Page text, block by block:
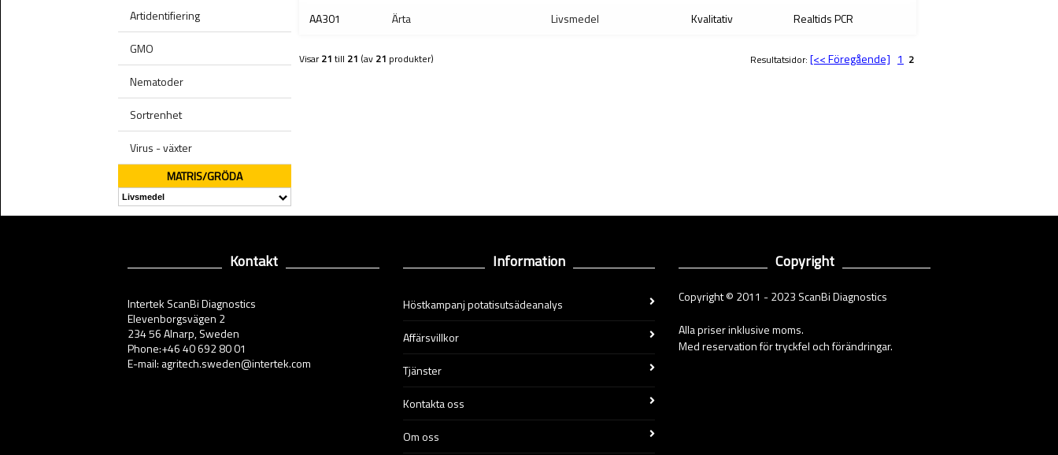
Artidentifiering
GMO
Nematoder
Sortrenhet
Virus - växter
MATRIS/GRÖDA
AA301 Ärta Livsmedel Kvalitativ Realtids PCR
Visar21 till 21 (av 21 produkter) Resultatsidor: [<< Föregående] 1 2
Kontakt
Intertek ScanBi Diagnostics
Elevenborgsvägen 2
234 56 Alnarp, Sweden
Phone:+46 40 692 80 01
E-mail: agritech.sweden@intertek.com
Information
Höstkampanj potatisutsädeanalys
Affärsvillkor
Tjänster
Kontakta oss
Om oss
Copyright
Copyright © 2011 - 2023 ScanBi Diagnostics
Alla priser inklusive moms.
Med reservation för tryckfel och förändringar.